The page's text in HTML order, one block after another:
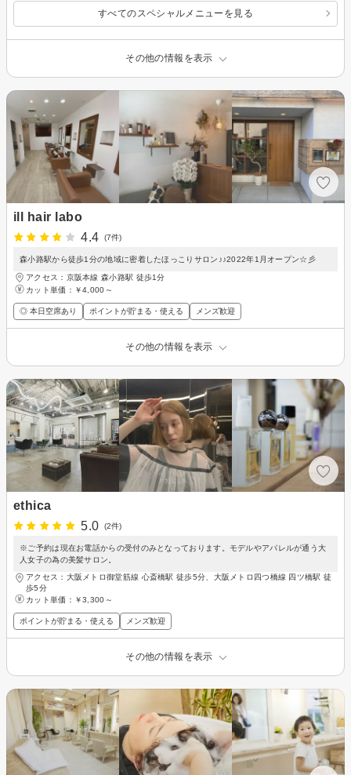
すべてのスペシャルメニューを見る
その他の情報を表示
ill hair labo
4.4
(7件)
森小路駅から徒歩1分の地域に密着したほっこりサロン♪♪2022年1月オープン☆彡
アクセス：京阪本線 森小路駅 徒歩1分
カット単価： ￥4,000～
◎ 本日空席あり ポイントが貯まる・使える メンズ歓迎
その他の情報を表示
ethica
5.0
(2件)
※ご予約は現在お電話からの受付のみとなっております。モデルやアパレルが通う大
人女子の為の美髪サロン。
アクセス：大阪メトロ御堂筋線 心斎橋駅 徒歩5分、大阪メトロ四つ橋線 四ツ橋駅 徒
歩5分
カット単価： ￥3,300～
ポイントが貯まる・使える メンズ歓迎
その他の情報を表示